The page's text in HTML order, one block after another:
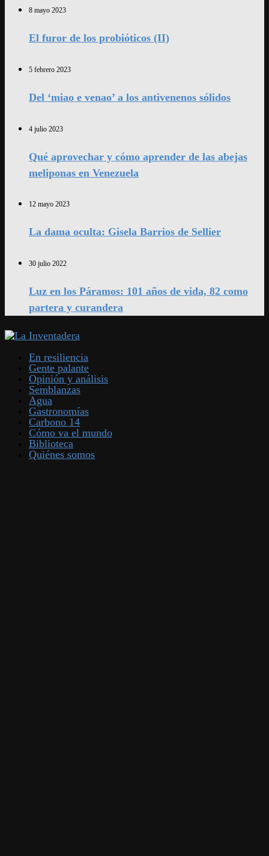
8 mayo 2023
El furor de los probióticos (II)
5 febrero 2023
Del ‘miao e venao’ a los antivenenos sólidos
4 julio 2023
Qué aprovechar y cómo aprender de las abejas
meliponas en Venezuela
12 mayo 2023
La dama oculta: Gisela Barrios de Sellier
30 julio 2022
Luz en los Páramos: 101 años de vida, 82 como
partera y curandera
En resiliencia
Gente palante
Opinión y análisis
Semblanzas
Agua
Gastronomías
Carbono 14
Cómo va el mundo
Biblioteca
Quiénes somos